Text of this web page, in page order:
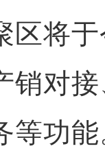
区将
销对
等功